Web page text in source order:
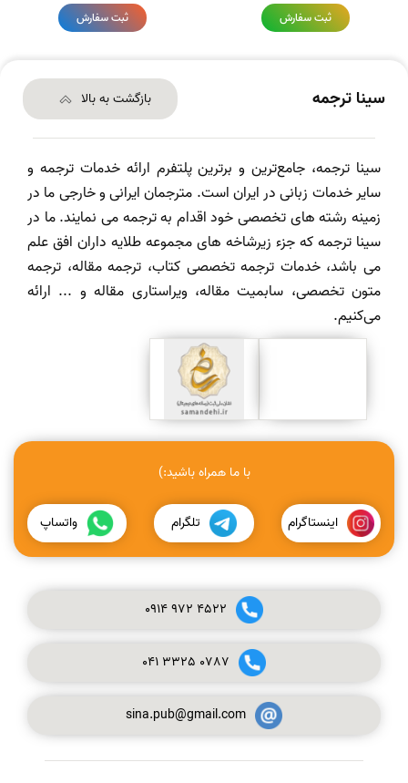
ثبت سفارش ثبت سفارش
سینا ترجمه بازگشت به بالا
سینا ترجمه، جامع‌ترین و برترین پلتفرم ارائه خدمات ترجمه و
سایر خدمات زبانی در ایران است. مترجمان ایرانی و خارجی ما در
زمینه رشته های تخصصی خود اقدام به ترجمه می نمایند. ما در
سینا ترجمه که جزء زیرشاخه های مجموعه طلایه داران افق علم
می باشد، خدمات ترجمه تخصصی کتاب، ترجمه مقاله، ترجمه
متون تخصصی، سابمیت مقاله، ویراستاری مقاله و ... ارائه
می‌کنیم.
با ما همراه باشید:)
اینستاگرام تلگرام واتساپ
0914972 4522
041 3325 0787
sina.pub@gmail.com